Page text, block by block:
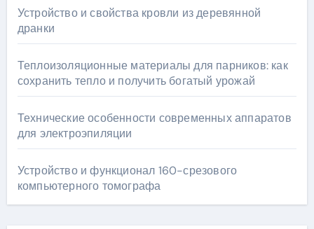
Устройство и свойства кровли из деревянной
дранки
Теплоизоляционные материалы для парников: как
сохранить тепло и получить богатый урожай
Технические особенности современных аппаратов
для электроэпиляции
Устройство и функционал 160-срезового
компьютерного томографа